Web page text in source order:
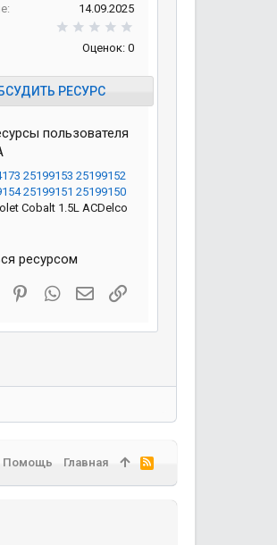
14.09.2025
Оценок: 0
РЕСУРС
пользователя
25199153 25199152
25199151 25199150
Cobalt 1.5L ACDelco
ресурсом
PinterestWhatsAppЭлектронная почта
Ссылка
Помощь Главная
R
S
S